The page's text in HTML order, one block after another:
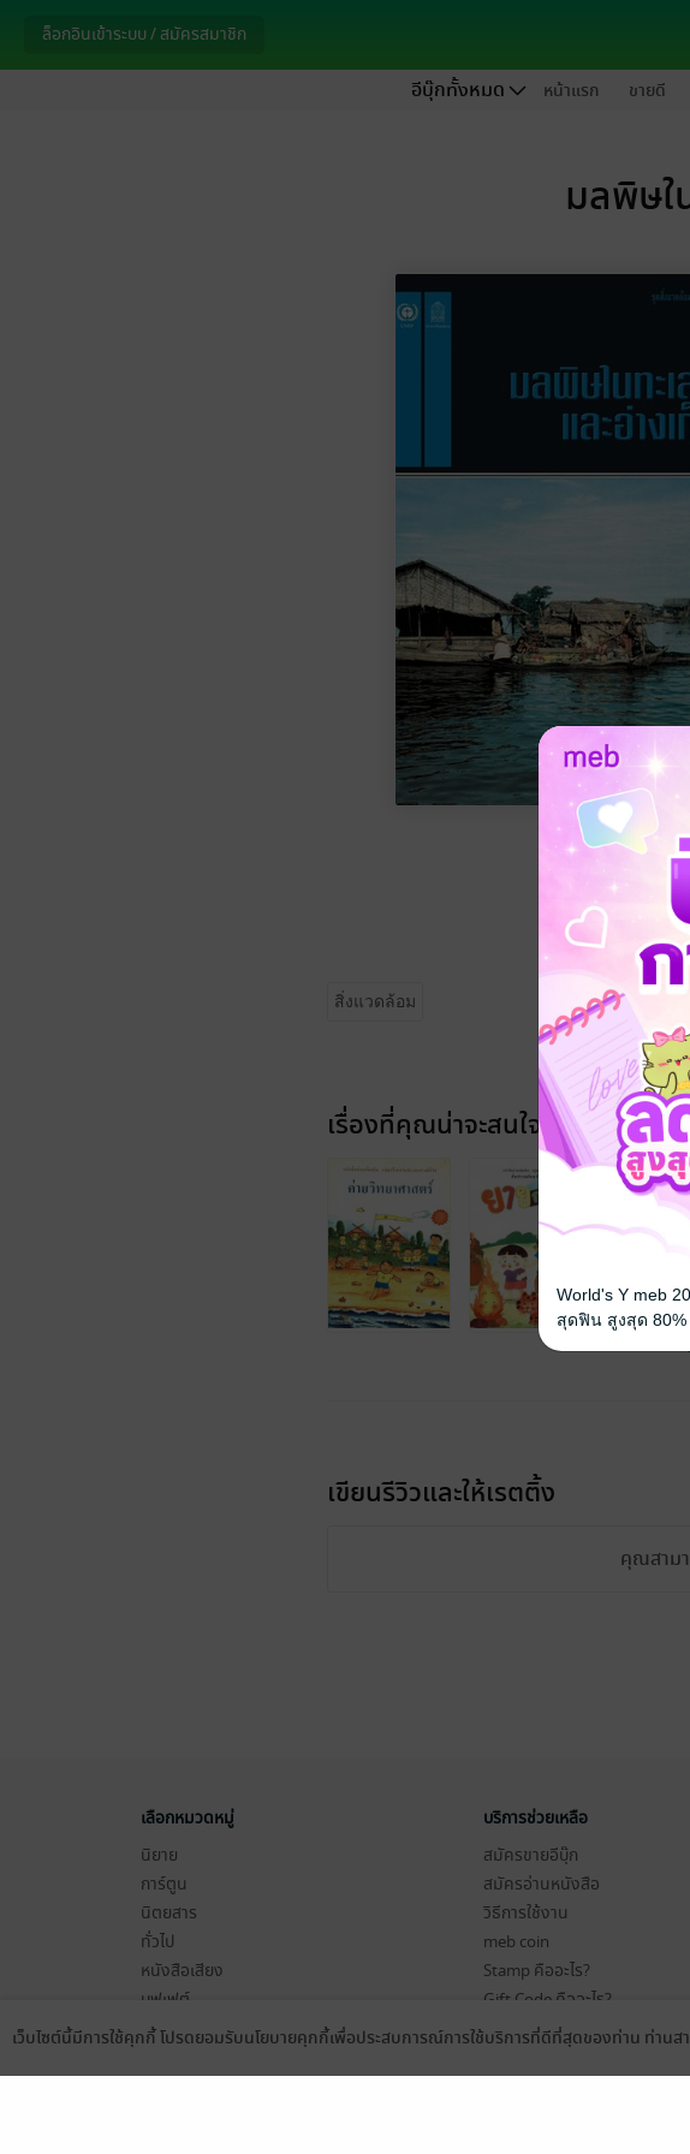
ล็อกอินเข้าระบบ / สมัครสมาชิก
อีบุ๊กทั้งหมด หน้าแรก ขายดี
มลพิษใ
สิ่งแวดล้อม
เรื่องที่คุณน่าจะสนใจ
เขียนรีวิวและให้เรตติ้ง
คุณสาม
เลือกหมวดหมู่
นิยาย
การ์ตูน
นิตยสาร
ทั่วไป
หนังสือเสียง
บุฟเฟต์
บริการช่วยเหลือ
สมัครขายอีบุ๊ก
สมัครอ่านหนังสือ
วิธีการใช้งาน
meb coin
Stamp คืออะไร?
Gift Code คืออะไร?
เงื่อนไขในการใช้บริการ
เว็บไซต์นี้มีการใช้คุกกี้ โปรดยอมรับนโยบายคุกกี้เพื่อประสบการณ์การใช้บริการที่ดีที่สุดของท่าน ท่า
World's Y meb
สุดฟิน สูงสุด